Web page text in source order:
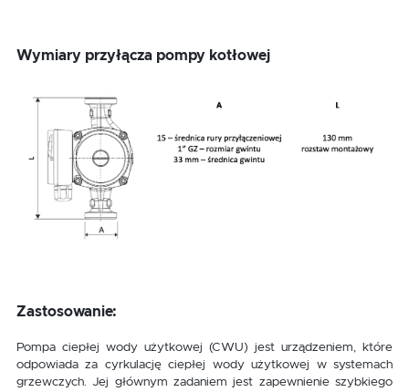
Wymiary przyłącza pompy kotłowej
Zastosowanie:
Pompa ciepłej wody użytkowej (CWU) jest urządzeniem, które
odpowiada za cyrkulację ciepłej wody użytkowej w systemach
grzewczych. Jej głównym zadaniem jest zapewnienie szybkiego